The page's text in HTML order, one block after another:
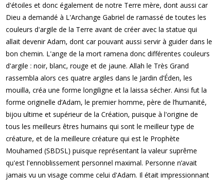
d'étoiles et donc également de notre Terre mère, dont aussi car
Dieu a demandé à L'Archange Gabriel de ramassé de toutes les
couleurs d'argile de la Terre avant de créer avec la statue qui
allait devenir Adam, dont car pouvant aussi servir à guider dans le
bon chemin. L'ange de la mort ramena donc différentes couleurs
d'argile : noir, blanc, rouge et de jaune. Allah le Très Grand
rassembla alors ces quatre argiles dans le Jardin d’Éden, les
mouilla, créa une forme longiligne et la laissa sécher. Ainsi fut la
forme originelle d’Adam, le premier homme, père de l’humanité,
bijou ultime et supérieur de la Création, puisque à l'origine de
tous les meilleurs êtres humains qui sont le meilleur type de
créature, et de la meilleure créature qui est le Prophète
Mouhamed (SBDSL) puisque représentant la valeur suprême
qu'est l'ennoblissement personnel maximal. Personne n’avait
jamais vu un visage comme celui d'Adam. Il était impressionnant